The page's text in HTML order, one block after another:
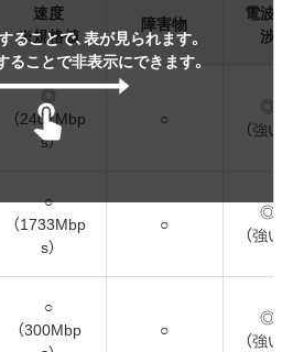
ることで、表が見られます。
ることで非表示にできます。
速度
※規格値
障害物
電波干
渉
◎
（2401Mbp
s）
○
◎
（強い）
○
（1733Mbp
s）
○
◎
（強い）
○
（300Mbp
○
◎
（強い）